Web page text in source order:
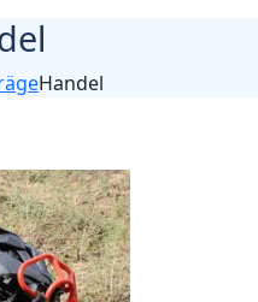
Handel